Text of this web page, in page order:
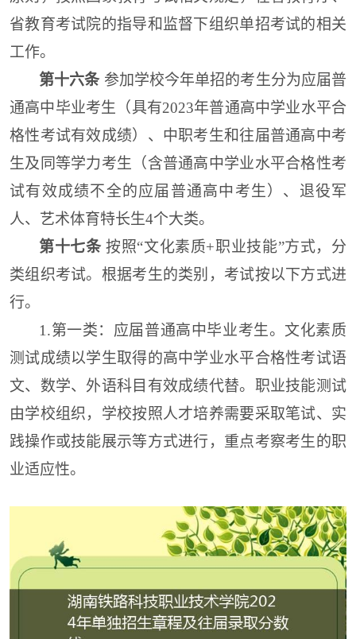
省教育考试院的指导和监督下组织单招考试的相关
工作。
第十六条 参加学校今年单招的考生分为应届普
通高中毕业考生（具有2023年普通高中学业水平合
格性考试有效成绩）、中职考生和往届普通高中考
生及同等学力考生（含普通高中学业水平合格性考
试有效成绩不全的应届普通高中考生）、退役军
人、 艺术体育特长生4个大类。
第十七条按照“文化素质+职业技能”方式，分
类组织考试。根据考生的类别，考试按以下方式进
行。
1.第一类： 应届普通高中毕业考生。 文化素质
测试成绩以学生取得的高中学业水平合格性考试语
文、数学、 外语科目 有效成绩代替。职业技能测试
由学校组织，学校按照人才培养需要采取笔试、 实
践操作或技能展示等方式进行，重点考察考生的职
业适应性。